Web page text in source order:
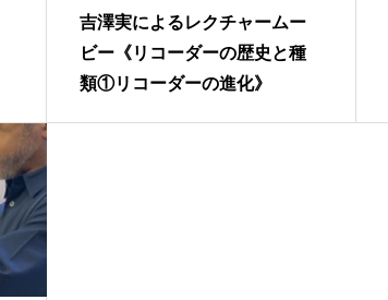
吉澤実によるレクチャームー
ビー《リコーダーの歴史と種
類①リコーダーの進化》